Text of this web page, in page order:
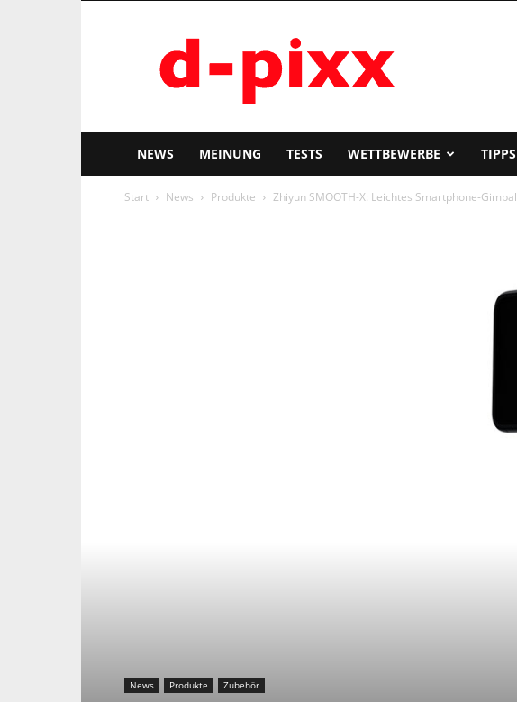
pixx
NEWS MEINUNG TESTS WETTBEWERBE TIPPS
Start News Produkte Zhiyun SMOOTH-X: Leichtes Smartphone-Gimbal
News Produkte Zubehör